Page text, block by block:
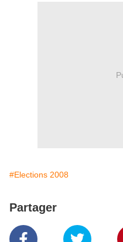
#Elections 2008
Partager